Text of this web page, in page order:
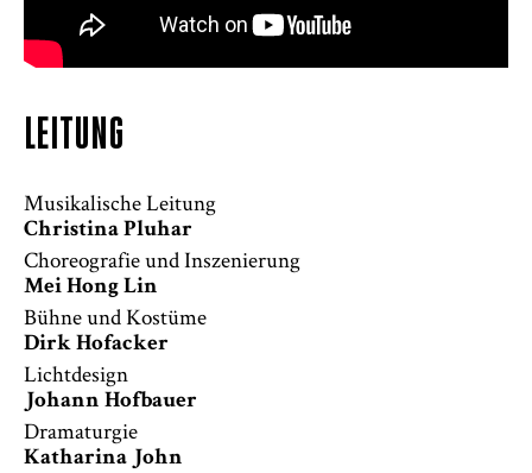
LEITUNG
Musikalische Leitung
Christina Pluhar
Choreografie und Inszenierung
Mei Hong Lin
Bühne und Kostüme
Dirk Hofacker
Lichtdesign
Johann Hofbauer
Dramaturgie
Katharina John